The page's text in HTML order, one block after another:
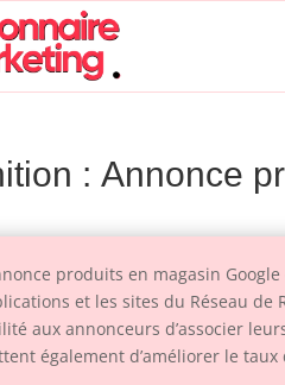
: Annonce
produits en magasin
et les sites du Réseau
aux annonceurs d’associer
également d’améliorer le